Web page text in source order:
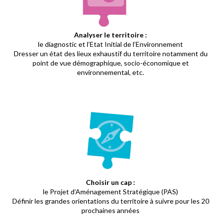
Analyser le territoire :
le diagnostic et l’Etat Initial de l’Environnement
Dresser un état des lieux exhaustif du territoire notamment du
point de vue démographique, socio-économique et
environnemental, etc.
Choisir un cap :
le Projet d’Aménagement Stratégique (PAS)
Définir les grandes orientations du territoire à suivre pour les 20
prochaines années